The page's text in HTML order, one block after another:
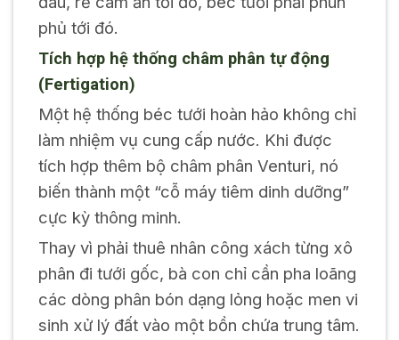
phủ tới đó.
Tích hợp hệ thống châm phân tự động
(Fertigation)
Một hệ thống béc tưới hoàn hảo không chỉ
làm nhiệm vụ cung cấp nước. Khi được
tích hợp thêm bộ châm phân Venturi, nó
biến thành một “cỗ máy tiêm dinh dưỡng”
cực kỳ thông minh.
Thay vì phải thuê nhân công xách từng xô
phân đi tưới gốc, bà con chỉ cần pha loãng
các dòng phân bón dạng lỏng hoặc men vi
sinh xử lý đất vào một bồn chứa trung tâm.